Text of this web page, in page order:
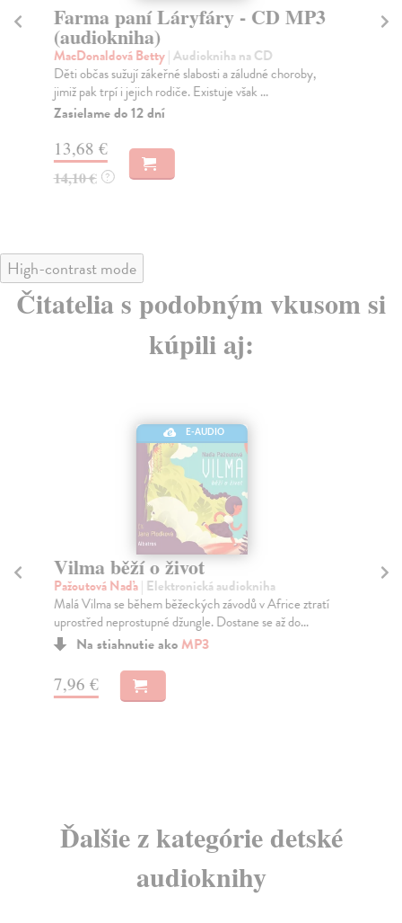
Farma paní Láryfáry - CD MP3
(audiokniha)
MacDonaldová Betty| Audiokniha na CD
Děti občas sužují zákeřné slabosti a záludné choroby,
jimiž pak trpí i jejich rodiče. Existuje však ...
Zasielame do 12 dní
13,68 €
14,10 € ?
a
High-contrast mode
Čitatelia s podobným vkusom si
kúpili aj:
E-AUDIO
Vilma běží o život
Pažoutová Naďa| Elektronická audiokniha
Malá Vilma se během běžeckých závodů v Africe ztratí
uprostřed neprostupné džungle. Dostane se až do...
Na stiahnutie akoMP3
7,96 €
Ďalšie z kategórie detské
audioknihy